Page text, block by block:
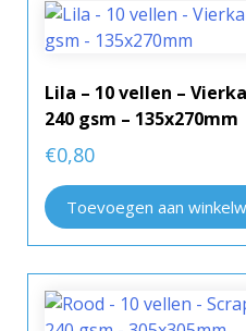
Lila – 10 vellen –
240 gsm – 135x270mm
€0,80
Toevoegen aan